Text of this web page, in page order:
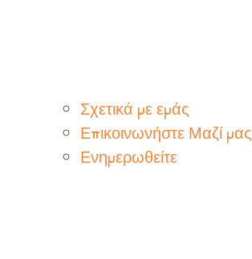
Σχετικά με εμάς
Επικοινωνήστε Μαζί μας
Ενημερωθείτε